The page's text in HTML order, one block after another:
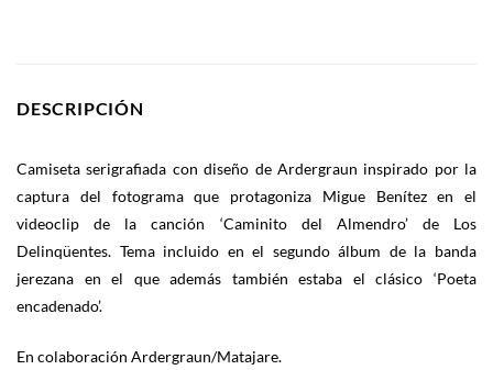
DESCRIPCIÓN
Camiseta serigrafiada con diseño de Ardergraun inspirado por la
captura del fotograma que protagoniza Migue Benítez en el
videoclip de la canción ‘Caminito del Almendro’ de Los
Delinqüentes. Tema incluido en el segundo álbum de la banda
jerezana en el que además también estaba el clásico ‘Poeta
encadenado’.
En colaboración Ardergraun/Matajare.